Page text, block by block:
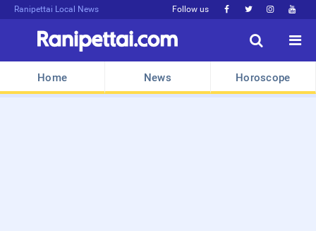
Ranipettai Local News Follow us    


Home News Horoscope